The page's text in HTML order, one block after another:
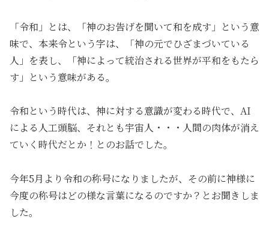
「令和」とは、「神のお告げを聞いて和を成す」という意
味で、本来令という字は、「神の元でひざまづいている
人」を表し、「神によって統治される世界が平和をもたら
す」という意味がある。
令和という時代は、神に対する意識が変わる時代で、AI
による人工頭脳、それとも宇宙人・・・人間の肉体が消え
ていく時代だとか！とのお話でした。
今年5月より令和の称号になりましたが、その前に神様に
今度の称号はどの様な言葉になるのですか？とお聞きしま
した。